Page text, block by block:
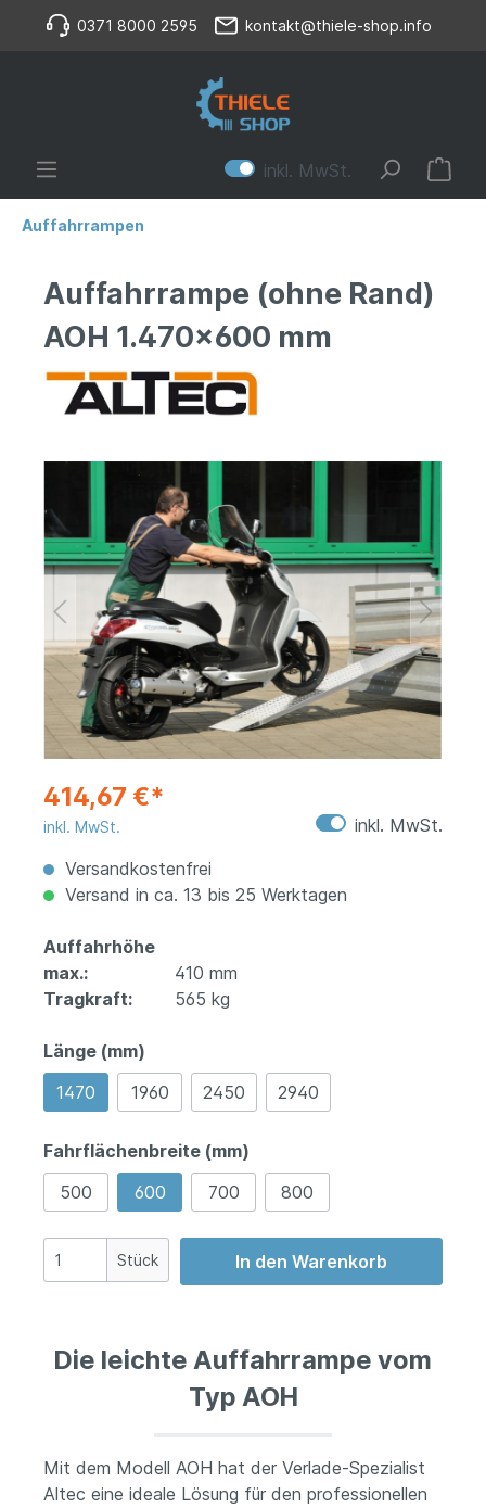
0371 8000 2595 kontakt@thiele-shop.info
inkl. MwSt.
Auffahrrampen
Auffahrrampe (ohne Rand)
AOH 1.470x600 mm
414,67 €*
inkl. MwSt.
inkl. MwSt.
Versandkostenfrei
Versand in ca. 13 bis 25 Werktagen
Auffahrhöhe
max.:
410 mm
Tragkraft:
565 kg
Länge (mm)
1470
1960 2450 2940
Fahrflächenbreite (mm)
500
600 700 800
Stück In den Warenkorb
Die leichte Auffahrrampe vom
Typ AOH
Mit dem Modell AOH hat der Verlade-Spezialist
Altec eine ideale Lösung für den professionellen